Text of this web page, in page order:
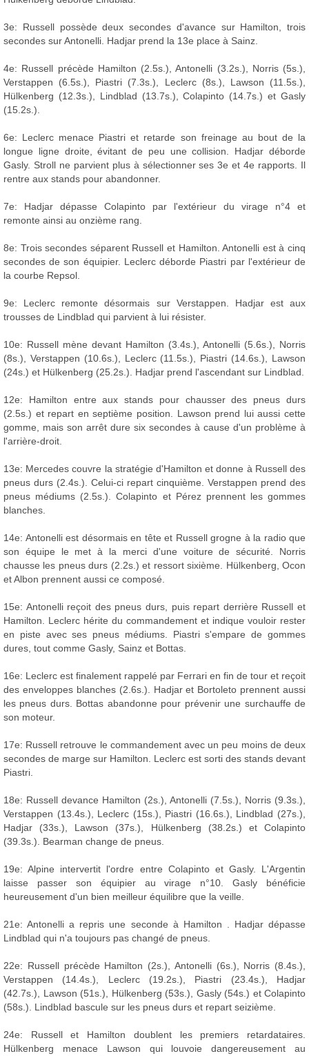
3e: Russell possède deux secondes d'avance sur Hamilton, trois
secondes sur Antonelli. Hadjar prend la 13e place à Sainz.
4e: Russell précède Hamilton (2.5s.), Antonelli (3.2s.), Norris (5s.),
Verstappen (6.5s.), Piastri (7.3s.), Leclerc (8s.), Lawson (11.5s.),
Hülkenberg (12.3s.), Lindblad (13.7s.), Colapinto (14.7s.) et Gasly
(15.2s.).
6e: Leclerc menace Piastri et retarde son freinage au bout de la
longue ligne droite, évitant de peu une collision. Hadjar déborde
Gasly. Stroll ne parvient plus à sélectionner ses 3e et 4e rapports. Il
rentre aux stands pour abandonner.
7e: Hadjar dépasse Colapinto par l'extérieur du virage n°4 et
remonte ainsi au onzième rang.
8e: Trois secondes séparent Russell et Hamilton. Antonelli est à cinq
secondes de son équipier. Leclerc déborde Piastri par l'extérieur de
la courbe Repsol.
9e: Leclerc remonte désormais sur Verstappen. Hadjar est aux
trousses de Lindblad qui parvient à lui résister.
10e: Russell mène devant Hamilton (3.4s.), Antonelli (5.6s.), Norris
(8s.), Verstappen (10.6s.), Leclerc (11.5s.), Piastri (14.6s.), Lawson
(24s.) et Hülkenberg (25.2s.). Hadjar prend l'ascendant sur Lindblad.
12e: Hamilton entre aux stands pour chausser des pneus durs
(2.5s.) et repart en septième position. Lawson prend lui aussi cette
gomme, mais son arrêt dure six secondes à cause d'un problème à
l'arrière-droit.
13e: Mercedes couvre la stratégie d'Hamilton et donne à Russell des
pneus durs (2.4s.). Celui-ci repart cinquième. Verstappen prend des
pneus médiums (2.5s.). Colapinto et Pérez prennent les gommes
blanches.
14e: Antonelli est désormais en tête et Russell grogne à la radio que
son équipe le met à la merci d'une voiture de sécurité. Norris
chausse les pneus durs (2.2s.) et ressort sixième. Hülkenberg, Ocon
et Albon prennent aussi ce composé.
15e: Antonelli reçoit des pneus durs, puis repart derrière Russell et
Hamilton. Leclerc hérite du commandement et indique vouloir rester
en piste avec ses pneus médiums. Piastri s'empare de gommes
dures, tout comme Gasly, Sainz et Bottas.
16e: Leclerc est finalement rappelé par Ferrari en fin de tour et reçoit
des enveloppes blanches (2.6s.). Hadjar et Bortoleto prennent aussi
les pneus durs. Bottas abandonne pour prévenir une surchauffe de
son moteur.
17e: Russell retrouve le commandement avec un peu moins de deux
secondes de marge sur Hamilton. Leclerc est sorti des stands devant
Piastri.
18e: Russell devance Hamilton (2s.), Antonelli (7.5s.), Norris (9.3s.),
Verstappen (13.4s.), Leclerc (15s.), Piastri (16.6s.), Lindblad (27s.),
Hadjar (33s.), Lawson (37s.), Hülkenberg (38.2s.) et Colapinto
(39.3s.). Bearman change de pneus.
19e: Alpine intervertit l'ordre entre Colapinto et Gasly. L'Argentin
laisse passer son équipier au virage n°10. Gasly bénéficie
heureusement d'un bien meilleur équilibre que la veille.
21e: Antonelli a repris une seconde à Hamilton . Hadjar dépasse
Lindblad qui n'a toujours pas changé de pneus.
22e: Russell précède Hamilton (2s.), Antonelli (6s.), Norris (8.4s.),
Verstappen (14.4s.), Leclerc (19.2s.), Piastri (23.4s.), Hadjar
(42.7s.), Lawson (51s.), Hülkenberg (53s.), Gasly (54s.) et Colapinto
(58s.). Lindblad bascule sur les pneus durs et repart seizième.
24e: Russell et Hamilton doublent les premiers retardataires.
Hülkenberg menace Lawson qui louvoie dangereusement au